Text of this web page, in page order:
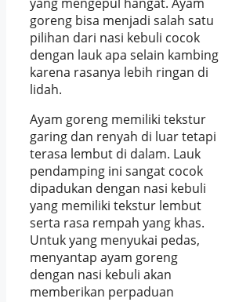
yang mengepul hangat. Ayam
goreng bisa menjadi salah satu
pilihan dari nasi kebuli cocok
dengan lauk apa selain kambing
karena rasanya lebih ringan di
lidah.
Ayam goreng memiliki tekstur
garing dan renyah di luar tetapi
terasa lembut di dalam. Lauk
pendamping ini sangat cocok
dipadukan dengan nasi kebuli
yang memiliki tekstur lembut
serta rasa rempah yang khas.
Untuk yang menyukai pedas,
menyantap ayam goreng
dengan nasi kebuli akan
memberikan perpaduan